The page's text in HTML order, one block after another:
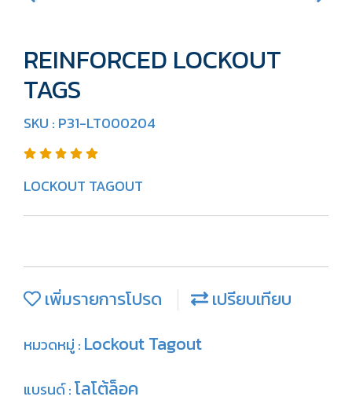
REINFORCED LOCKOUT
TAGS
SKU : P31-LT000204
LOCKOUT TAGOUT
เพิ่มรายการโปรด เปรียบเทียบ
หมวดหมู่ : Lockout Tagout
แบรนด์ :โลโต้ล็อค